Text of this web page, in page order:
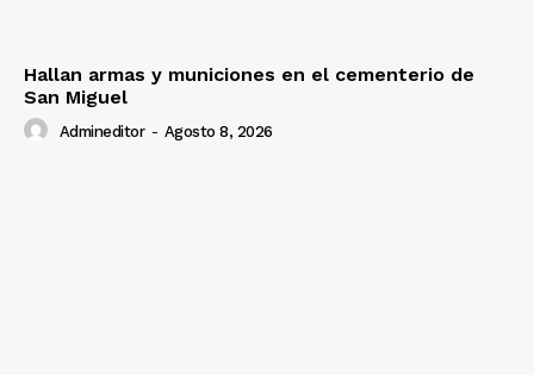
Hallan armas y municiones en el cementerio de
San Miguel
Admineditor - Agosto 8, 2026